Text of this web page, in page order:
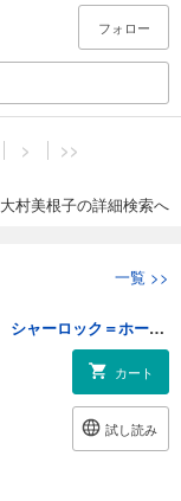
フォロー
> >>
大村美根子の詳細検索へ
一覧 >>
シャーロック＝ホームズ全集８ シャーロック＝ホームズの思い出（下）
カート
試し読み